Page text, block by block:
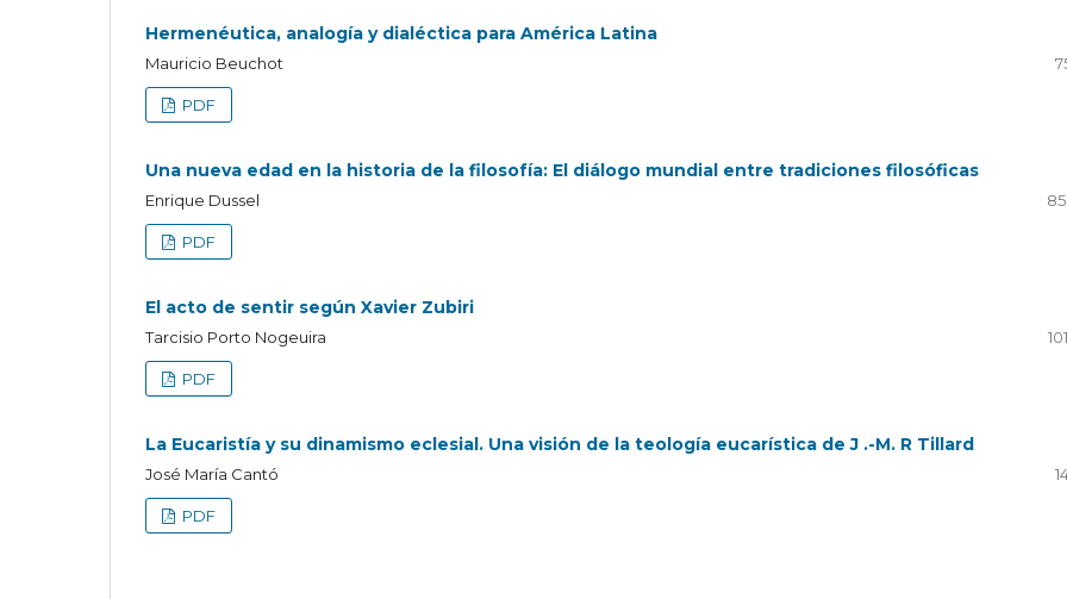
Hermenéutica, analogía y dialéctica para América Latina
Mauricio Beuchot
PDF
Una nueva edad en la historia de la filosofía: El diálogo mundial entre tradiciones filosóficas
Enrique Dussel
PDF
El acto de sentir según Xavier Zubiri
Tarcisio Porto Nogeuira
PDF
La Eucaristía y su dinamismo eclesial. Una visión de la teología eucarística de J .-M. R Tillard
José María Cantó
PDF